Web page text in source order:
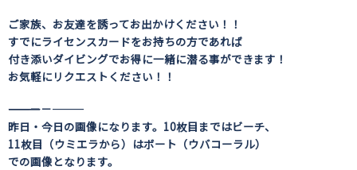
ご家族、お友達を誘ってお出かけください！！
すでにライセンスカードをお持ちの方であれば
付き添いダイビングでお得に一緒に潜る事ができます！
お気軽にリクエストください！！
――――――――――――――――――――－－―――
昨日・今日の画像になります。10枚目まではビーチ、
11枚目（ウミエラから）はボート（ウバコーラル）
での画像となります。